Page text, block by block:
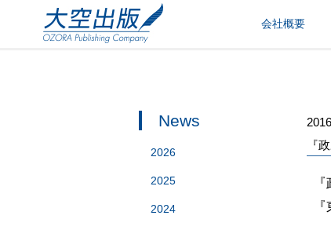
会社概要
『
News
2026
2025
2024